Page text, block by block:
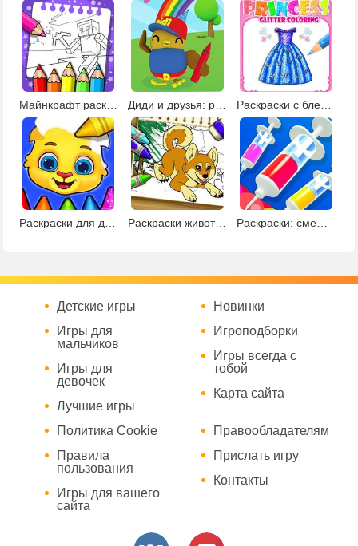
Майнкрафт раскраски Диди и друзья: развивающие раскраски Раскраски с блестками
Раскраски животных с креатором 2 Раскраски: смешай цвета
Детские игры
Игры для
мальчиков
Игры для
девочек
Лучшие игры
Новинки
Игроподборки
Игры всегда с
тобой
Карта сайта
Политика Cookie
Правила
пользования
Игры для вашего
сайта
Правообладателям
Прислать игру
Контакты